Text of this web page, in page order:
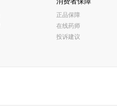
正品保障
在线药师
投诉建议